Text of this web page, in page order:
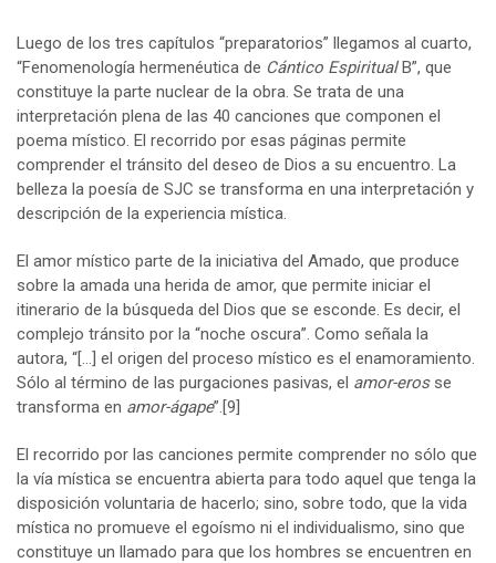
Luego de los tres capítulos “preparatorios” llegamos al cuarto,
“Fenomenología hermenéutica de Cántico EspiritualB”, que
constituye la parte nuclear de la obra. Se trata de una
interpretación plena de las 40 canciones que componen el
poema místico. El recorrido por esas páginas permite
comprender el tránsito del deseo de Dios a su encuentro. La
belleza la poesía de SJC se transforma en una interpretación y
descripción de la experiencia mística.
El amor místico parte de la iniciativa del Amado, que produce
sobre la amada una herida de amor, que permite iniciar el
itinerario de la búsqueda del Dios que se esconde. Es decir, el
complejo tránsito por la “noche oscura”. Como señala la
autora, “[…] el origen del proceso místico es el enamoramiento.
Sólo al término de las purgaciones pasivas, el amor-erosse
transforma en amor-ágape”.[9]
El recorrido por las canciones permite comprender no sólo que
la vía mística se encuentra abierta para todo aquel que tenga la
disposición voluntaria de hacerlo; sino, sobre todo, que la vida
mística no promueve el egoísmo ni el individualismo, sino que
constituye un llamado para que los hombres se encuentren en